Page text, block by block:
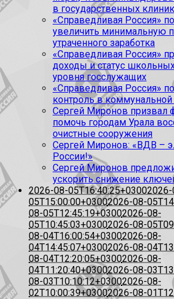
в государственных
«Справедливая Россия»
увеличить минимальную
утраченного заработка
«Справедливая Россия»
доходы и статус
уровня госслужащих
«Справедливая Россия»
контроль в
Сергей Миронов призвал
помочь городам Урала
очистные сооружения
Сергей Миронов: «ВДВ –
России!»
Сергей Миронов
ускорить снижение
2026-08-05T16:40:25+0300
05T15:00:00+03002026-08-
08-05T12:45:19+03002026-08-
05T10:45:03+03002026-08-
08-04T16:00:54+03002026-08-
04T14:45:07+03002026-08-
08-04T12:20:05+03002026-08-
04T11:20:40+03002026-08-
08-03T10:10:12+03002026-08-
02T10:00:39+03002026-08-